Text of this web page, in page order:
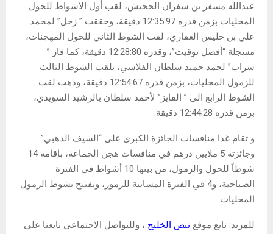
عبدالله مسفر بن سفران الجحيش، لقب أول الأشواط للحول
المحليات بزمن قدره 12:35:97 دقيقة، وحققت ” زحل” لمحمد
علي بن حليس العفاري، لقب الشوط الثاني للحول المهجنات،
مسجلة “أفضل توقيت”، وقدره 12:28:80 دقيقة، كما فاز ”
سراب” لحمد حميد سلطان الفلاسي، بلقب الشوط الثالث
للزمول المحليات، بزمن قدره 12:54:67 دقيقة، وذهب لقب
الشوط الرابع الى ” الفايز” لأحمد سلطان بالرشيد السويدي،
بزمن قدره 12:44:28 دقيقة.
و تقام غدا منافسات الجائزة الكبرى على “السيف الذهبي”
وجائزته 5 ملايين درهم في منافسات هجن الجماعة، بإقامة 14
شوطاً للحول والزمول، من بينها 10 أشواط في الفترة
الصباحية، و4 في الفترة المسائية للرموز، وتفتتح بشوط الزمول
المحليات.
للمزيد: تابع موقع نبض الخليج ، وللتواصل الاجتماعي تابعنا علي